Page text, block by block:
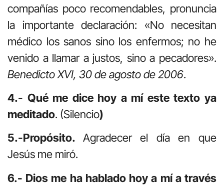
compañías poco recomendables, pronuncia
la importante declaración: «No necesitan
médico los sanos sino los enfermos; no he
venido a llamar a justos, sino a pecadores».
Benedicto XVI, 30 de agosto de 2006.
4.- Qué me dice hoy a mí este texto ya
meditado. (Silencio)
5.-Propósito. Agradecer el día en que
Jesús me miró.
6.- Dios me ha hablado hoy a mí a través